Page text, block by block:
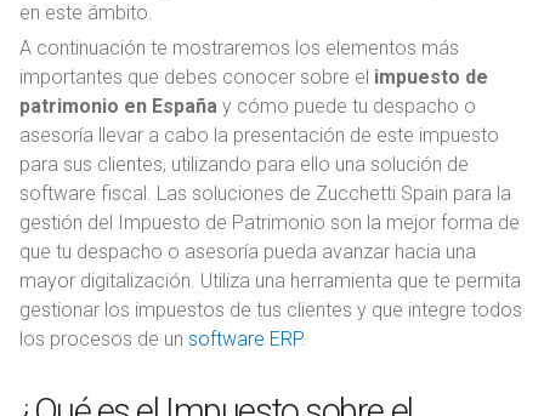
en este ámbito.
A continuación te mostraremos los elementos más
importantes que debes conocer sobre el impuesto de
patrimonio en España y cómo puede tu despacho o
asesoría llevar a cabo la presentación de este impuesto
para sus clientes, utilizando para ello una solución de
software fiscal. Las soluciones de Zucchetti Spain para la
gestión del Impuesto de Patrimonio son la mejor forma de
que tu despacho o asesoría pueda avanzar hacia una
mayor digitalización. Utiliza una herramienta que te permita
gestionar los impuestos de tus clientes y que integre todos
los procesos de un software ERP.